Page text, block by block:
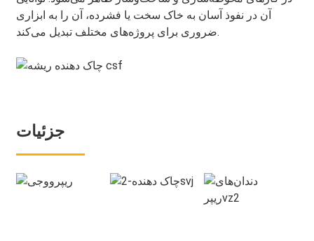
آن در نفوذ آسان به خاک سخت یا فشرده، آن را به ابزاری
ضروری برای پروژه‌های مختلف تبدیل می‌کند.
جزئیات